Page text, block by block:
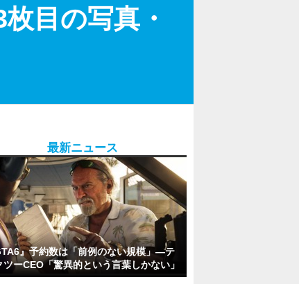
目の写真・
最新ニュース
』予約数は「前例のない規模」―テ
ツーCEO「驚異的という言葉しかない」